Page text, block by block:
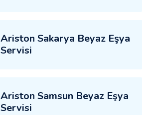
Ariston Sakarya Beyaz Eşya
Servisi
Ariston Samsun Beyaz Eşya
Servisi